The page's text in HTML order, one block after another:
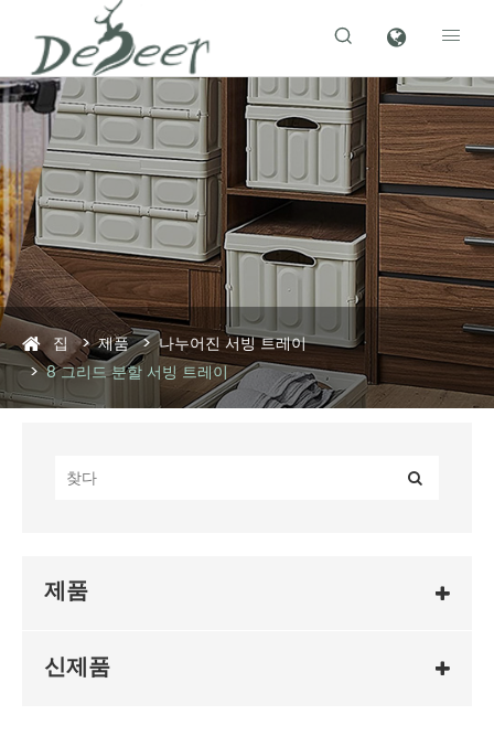
 
집 제품
나누어진 서빙 트레이
8 그리드 분할 서빙 트레이
제품
신제품